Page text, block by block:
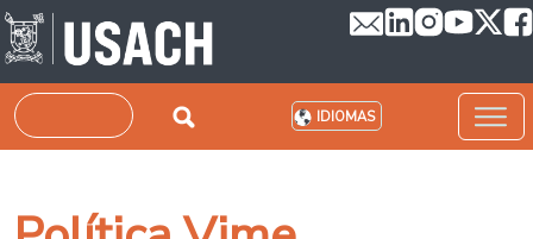
Pasar al contenido principal
Buscar IDIOMAS